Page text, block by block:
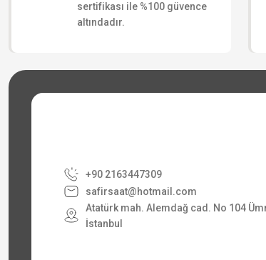
sertifikası ile %100 güvence
altındadır.
+90 2163447309
safirsaat@hotmail.com
Atatürk mah. Alemdağ cad. No 104
İstanbul